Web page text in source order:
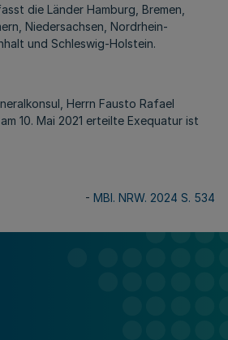
die Länder Hamburg, Bremen,
Niedersachsen, Nordrhein-
und Schleswig-Holstein.
Herrn Fausto Rafael
10. Mai 2021 erteilte Exequatur ist
- MBl. NRW. 2024 S. 534